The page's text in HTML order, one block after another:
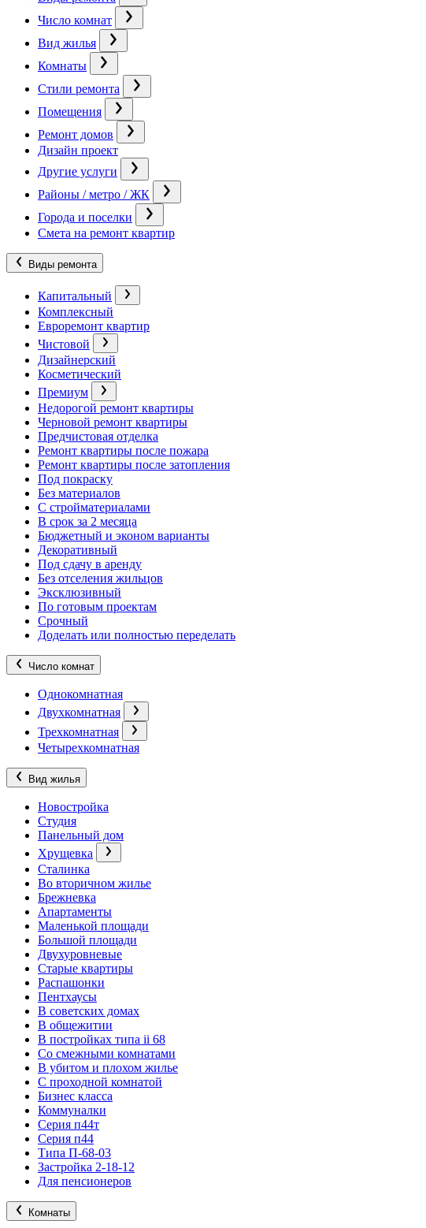
Число комнат
Вид жилья
Комнаты
Стили ремонта
Помещения
Ремонт домов
Дизайн проект
Другие услуги
Районы / метро / ЖК
Города и поселки
Смета на ремонт квартир
Виды ремонта
Капитальный
Комплексный
Евроремонт квартир
Чистовой
Дизайнерский
Косметический
Премиум
Недорогой ремонт квартиры
Черновой ремонт квартиры
Предчистовая отделка
Ремонт квартиры после пожара
Ремонт квартиры после затопления
Под покраску
Без материалов
С стройматериалами
В срок за 2 месяца
Бюджетный и эконом варианты
Декоративный
Под сдачу в аренду
Без отселения жильцов
Эксклюзивный
По готовым проектам
Срочный
Доделать или полностью переделать
Число комнат
Однокомнатная
Двухкомнатная
Трехкомнатная
Четырехкомнатная
Вид жилья
Новостройка
Студия
Панельный дом
Хрущевка
Сталинка
Во вторичном жилье
Брежневка
Апартаменты
Маленькой площади
Большой площади
Двухуровневые
Старые квартиры
Распашонки
Пентхаусы
В советских домах
В общежитии
В постройках типа ii 68
Со смежными комнатами
В убитом и плохом жилье
С проходной комнатой
Бизнес класса
Коммуналки
Серия п44т
Серия п44
Типа П-68-03
Застройка 2-18-12
Для пенсионеров
Комнаты